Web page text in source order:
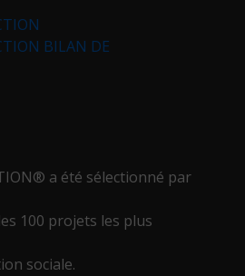
BILAN DE
a été sélectionné par
100 projets les plus
sociale.